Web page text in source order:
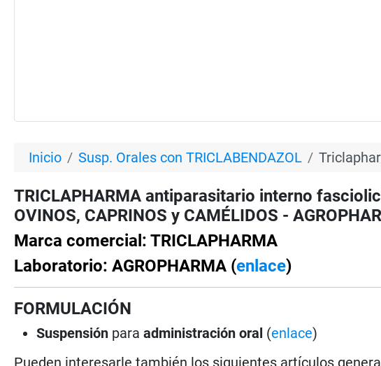
Inicio Susp. Orales con TRICLABENDAZOL
TRICLAPHARMA antiparasitario interno
OVINOS, CAPRINOS y CAMÉLIDOS -
Marca comercial: TRICLAPHARMA
Laboratorio: AGROPHARMA (enlace)
FORMULACIÓN
Suspensión paraadministración oral (enlace)
Pueden interesarle también los siguientes artículos